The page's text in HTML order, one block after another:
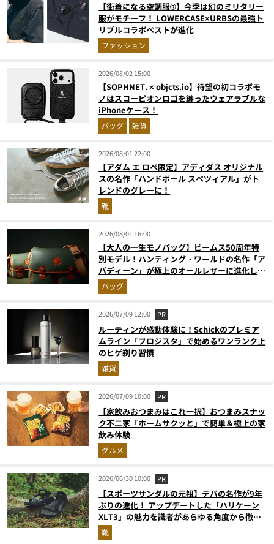
【街着になる空調服®】今季は幻のミリタリー
服がモチーフ！ LOWERCASE×URBSの最強ト
リプルコラボベストが進化
ファッション
2026/08/02 15:00
【SOPHNET. × objcts.io】待望の初コラボモ
ノはスコーピオンロゴを纏ったウェアラブルな
iPhoneケース！
バッグ 雑貨
2026/08/01 22:00
【アダム エ ロペ限定】アディダス オリジナル
スの名作「ハンドボール スペツィアル」がト
レンドのグレーに！
靴
2026/08/01 16:00
【大人の一生モノバッグ】ビームス50周年特
別モデル！ハンティング・ワールドの名作「ア
バディーン」が極上のオールレザーに進化して
登場
バッグ
2026/07/09 12:00 PR
ルーティンが感動体験に！Schickのプレミア
ムライン「プロジスタ」で始めるワンランク上
のヒゲ剃り習慣
雑貨
2026/07/09 10:00 PR
【家飲みおつまみはこれ一択】おつまみスナッ
ク不二家「ホームサクッと」で簡単＆極上の家
飲み体験
グルメ
2026/06/30 10:00 PR
【スポーツサンダルの元祖】テバの名作が9年
ぶりの進化！ アップデートした「ハリケーン
XLT3」の魅力を識者があらゆる角度から徹底
解説！
靴